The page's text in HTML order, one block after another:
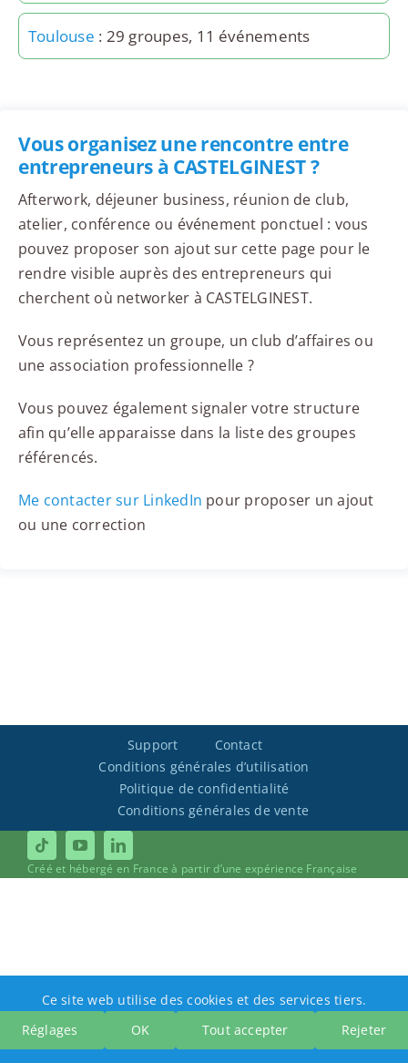
Toulouse : 29 groupes, 11 événements
Vous organisez une rencontre entre
entrepreneurs à CASTELGINEST ?
Afterwork, déjeuner business, réunion de club,
atelier, conférence ou événement ponctuel : vous
pouvez proposer son ajout sur cette page pour le
rendre visible auprès des entrepreneurs qui
cherchent où networker à CASTELGINEST.
Vous représentez un groupe, un club d’affaires ou
une association professionnelle ?
Vous pouvez également signaler votre structure
afin qu’elle apparaisse dans la liste des groupes
référencés.
Me contacter sur LinkedIn pour proposer un ajout
ou une correction
Support
Contact
Conditions générales d’utilisation
Politique de confidentialité
Conditions générales de vente
Créé et hébergé en France à partir d’une expérience Française
Ce site web utilise des cookies et des services tiers.
Réglages
OK Tout accepter Rejeter